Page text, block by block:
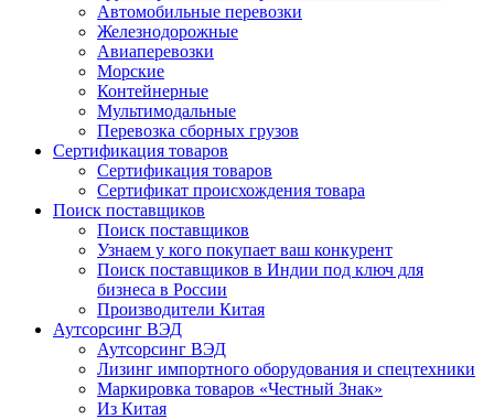
Автомобильные перевозки
Железнодорожные
Авиаперевозки
Морские
Контейнерные
Мультимодальные
Перевозка сборных грузов
Сертификация товаров
Сертификация товаров
Сертификат происхождения товара
Поиск поставщиков
Поиск поставщиков
Узнаем у кого покупает ваш конкурент
Поиск поставщиков в Индии под ключ для
бизнеса в России
Производители Китая
Аутсорсинг ВЭД
Аутсорсинг ВЭД
Лизинг импортного оборудования и спецтехники
Маркировка товаров «Честный Знак»
Из Китая